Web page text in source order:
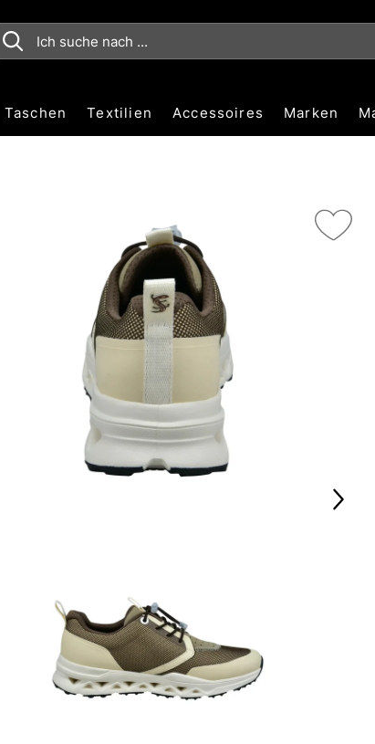
Taschen Textilien Accessoires Marken